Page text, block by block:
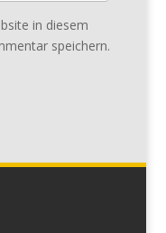
in diesem
speichern.